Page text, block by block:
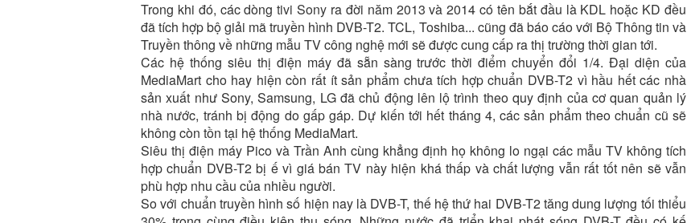
Trong khi đó, các dòngtivi Sony ra đời năm 2013 và 2014 có tên bắt đầu là KDL hoặc KD đều
đã tích hợp bộ giải mã truyền hình DVB-T2. TCL, Toshiba... cũng đã báo cáo với Bộ Thông tin và
Truyền thông về những mẫu TV công nghệ mới sẽ được cung cấp ra thị trường thời gian tới.
Các hệ thống siêu thị điện máy đã sẵn sàng trước thời điểm chuyển đổi 1/4. Đại diện của
MediaMart cho hay hiện còn rất ít sản phẩm chưa tích hợp chuẩn DVB-T2 vì hầu hết các nhà
sản xuất như Sony, Samsung, LG đã chủ động lên lộ trình theo quy định của cơ quan quản lý
nhà nước, tránh bị động do gấp gáp. Dự kiến tới hết tháng 4, các sản phẩm theo chuẩn cũ sẽ
không còn tồn tại hệ thống MediaMart.
Siêu thị điện máy Pico và Trần Anh cùng khẳng định họ không lo ngại các mẫu TV không tích
hợp chuẩn DVB-T2 bị ế vì giá bán TV này hiện khá thấp và chất lượng vẫn rất tốt nên sẽ vẫn
phù hợp nhu cầu của nhiều người.
So với chuẩn truyền hình số hiện nay là DVB-T, thế hệ thứ hai DVB-T2 tăng dung lượng tối thiểu